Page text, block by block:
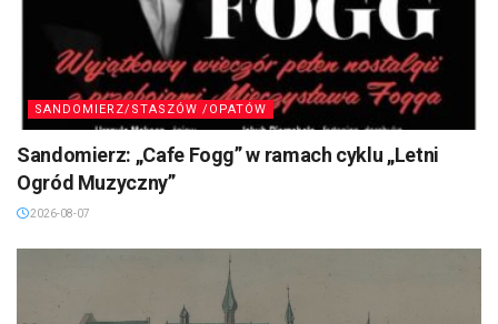
SANDOMIERZ/STASZÓW /OPATÓW
Sandomierz: „Cafe Fogg” w ramach cyklu „Letni
Ogród Muzyczny”
2026-08-07